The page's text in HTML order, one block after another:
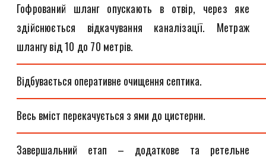
Гофрований шланг опускають в отвір, через яке
здійснюється відкачування каналізації. Метраж
шлангу від 10 до 70 метрів.
Відбувається оперативне очищення септика.
Весь вміст перекачується з ями до цистерни.
Завершальний етап – додаткове та ретельне